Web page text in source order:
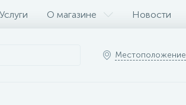
Услуги О магазине Новости
Местоположение